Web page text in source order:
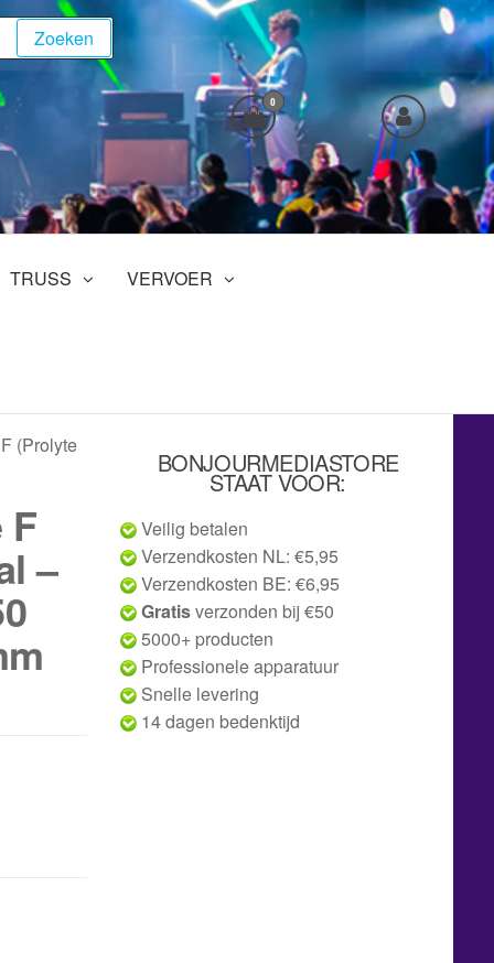
Zoeken
0
TRUSS VERVOER
(Prolyte
F
–
BONJOURMEDIASTORE
STAAT VOOR:
Veilig betalen
Verzendkosten NL: €5,95
Verzendkosten BE: €6,95
Gratisverzonden bij €50
5000+ producten
Professionele apparatuur
Snelle levering
14 dagen bedenktijd